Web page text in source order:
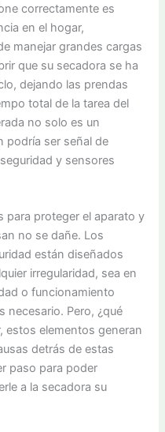
correctamente es
en el hogar,
manejar grandes cargas
que su secadora se ha
dejando las prendas
total de la tarea del
no solo es un
podría ser señal de
y sensores
proteger el aparato y
no se dañe. Los
están diseñados
irregularidad, sea en
o funcionamiento
necesario. Pero, ¿qué
estos elementos generan
detrás de estas
paso para poder
a la secadora su